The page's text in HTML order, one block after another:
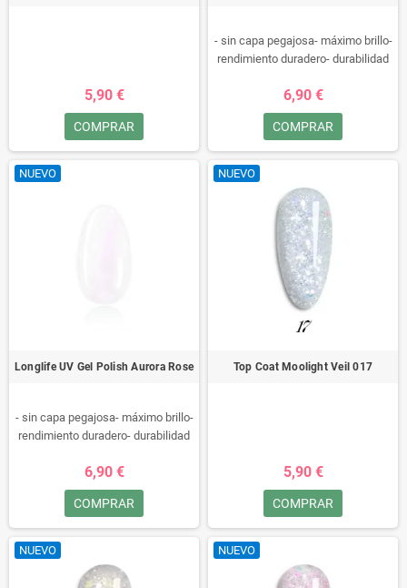
5,90 €
COMPRAR
- sin capa pegajosa- máximo brillo-
rendimiento duradero- durabilidad
metacrílico- resistente a rayones-
flexible
6,90 €
COMPRAR
NUEVO
Longlife UV Gel Polish Aurora Rose
- sin capa pegajosa- máximo brillo-
rendimiento duradero- durabilidad
metacrílico- resistente a rayones-
flexible
6,90 €
COMPRAR
NUEVO
Top Coat Moolight Veil 017
5,90 €
COMPRAR
NUEVO NUEVO